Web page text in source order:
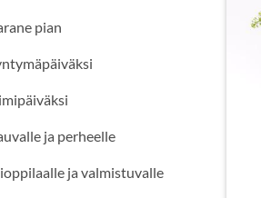
pian
ja perheelle
ja valmistuvalle